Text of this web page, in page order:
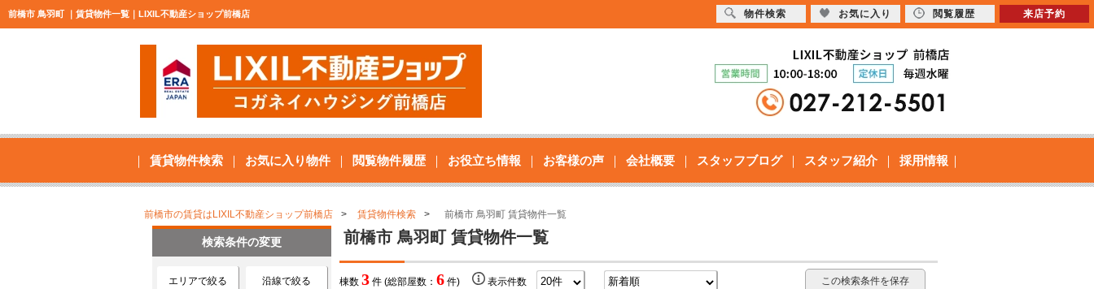
前橋市 鳥羽町 ｜賃貸物件一覧｜LIXIL不動産ショップ前橋店
賃貸物件検索 お気に入り物件 閲覧物件履歴 お役立ち情報 お客様の声 会社概要 スタッフブログ スタッフ紹介 採用情報
前橋市の賃貸はLIXIL不動産ショップ前橋店 賃貸物件検索 前橋市 鳥羽町 賃貸物件一覧
前橋市 鳥羽町 賃貸物件一覧
棟数 3 件 (総部屋数： 6 件) 表示件数 この検索条件を保存
検索条件の変更
エリアで絞る 沿線で絞る
物件検索 お気に入り 閲覧履歴 来店予約